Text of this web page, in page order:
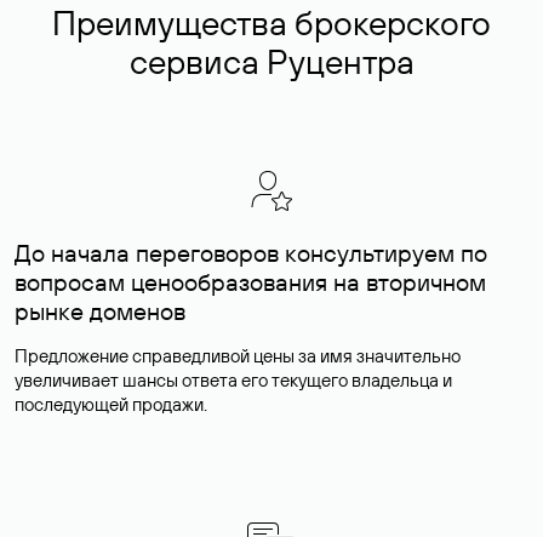
Преимущества брокерского
сервиса Руцентра
До начала переговоров консультируем по
вопросам ценообразования на вторичном
рынке доменов
Предложение справедливой цены за имя значительно
увеличивает шансы ответа его текущего владельца и
последующей продажи.